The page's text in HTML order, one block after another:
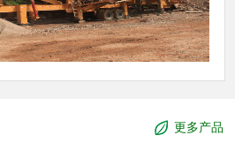
更多产品